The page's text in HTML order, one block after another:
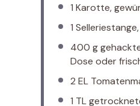
1 Karotte,
1
400 g
Dose oder
2 EL
1 TL